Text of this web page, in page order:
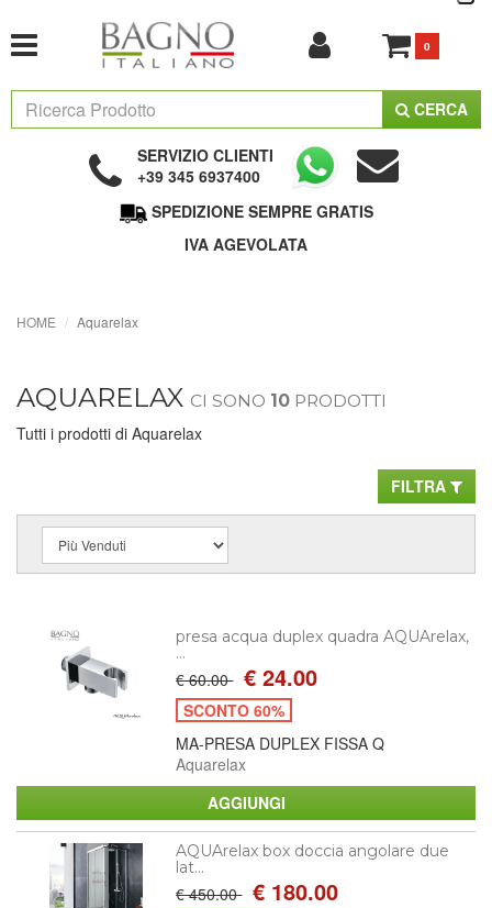
0
CERCA
SERVIZIO CLIENTI
+39 345 6937400
SPEDIZIONE SEMPRE GRATIS
IVA AGEVOLATA
HOME Aquarelax
AQUARELAX CI SONO 10 PRODOTTI
Tutti i prodotti di Aquarelax
FILTRA
presa acqua duplex quadra AQUArelax,
...
€ 60.00 € 24.00
SCONTO 60%
MA-PRESA DUPLEX FISSA Q
Aquarelax
AQUArelax box doccia angolare due
lat...
€ 450.00 € 180.00